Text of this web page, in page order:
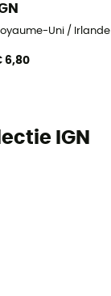
Uni / Irlande
6,80
IGN